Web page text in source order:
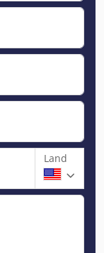
Land